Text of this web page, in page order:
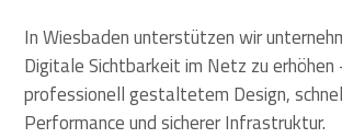
In Wiesbaden unterstützen wir
Digitale Sichtbarkeit im Netz zu
professionell gestaltetem Design,
Performance und sicherer Infrastruktur.